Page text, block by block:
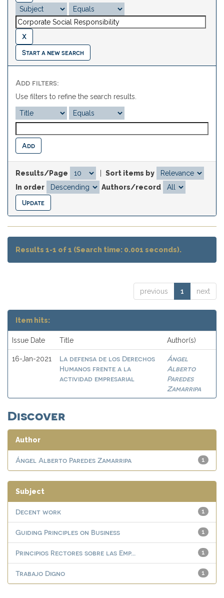
Start a new search
Add filters:
Use filters to refine the search results.
Results/Page
Sort items by
In order
Authors/record
Results 1-1 of 1 (Search time: 0.001 seconds).
previous 1 next
Item hits:
Issue Date Title Author(s)
16-Jan-2021
La defensa de los Derechos
Humanos frente a la
actividad empresarial
Ángel
Alberto
Paredes
Zamarripa
Discover
Author
1
Ángel Alberto Paredes Zamarripa
Subject
1
Decent work
1
Guiding Principles on Business
1
Principios Rectores sobre las Emp...
1
Trabajo Digno